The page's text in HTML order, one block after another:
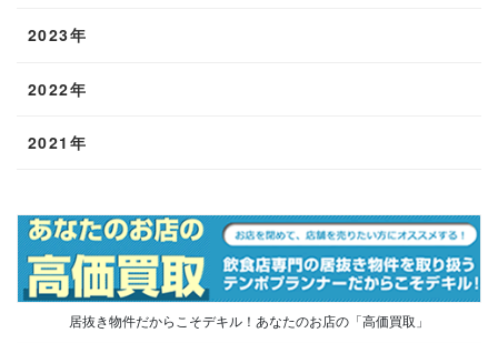
2023年
2022年
2021年
居抜き物件だからこそデキル！あなたのお店の「高価買取」